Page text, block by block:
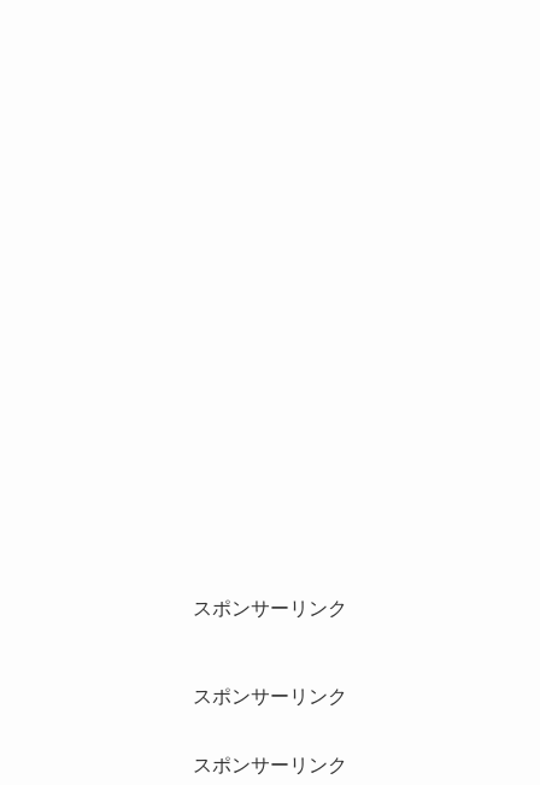
スポンサーリンク
スポンサーリンク
スポンサーリンク